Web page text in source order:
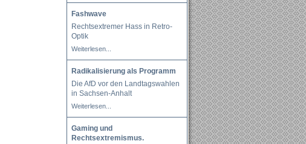
Fashwave
Rechtsextremer Hass in Retro-
Optik
Weiterlesen...
Radikalisierung als Programm
Die AfD vor den Landtagswahlen
in Sachsen-Anhalt
Weiterlesen...
Gaming und
Rechtsextremismus.